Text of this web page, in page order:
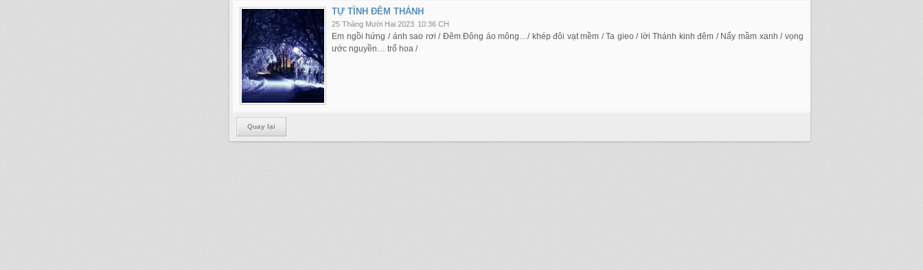
TỰ TÌNH ĐÊM THÁNH
25 Tháng Mười Hai 2023 10:36 CH
Em ngồi hứng / ánh sao rơi / Đêm Đông áo mông…/ khép đôi vạt mềm / Ta gieo / lời Thánh kinh đêm / Nẩy mầm xanh / vọng
ước nguyền… trổ hoa /
Quay lại